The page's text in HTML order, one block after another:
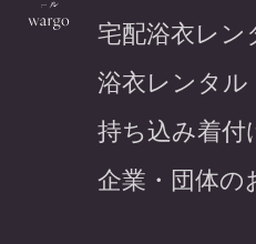
宅配浴衣レン
浴衣レンタル
持ち込み着付
企業・団体の